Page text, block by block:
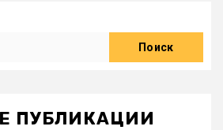
Поиск
ПУБЛИКАЦИИ